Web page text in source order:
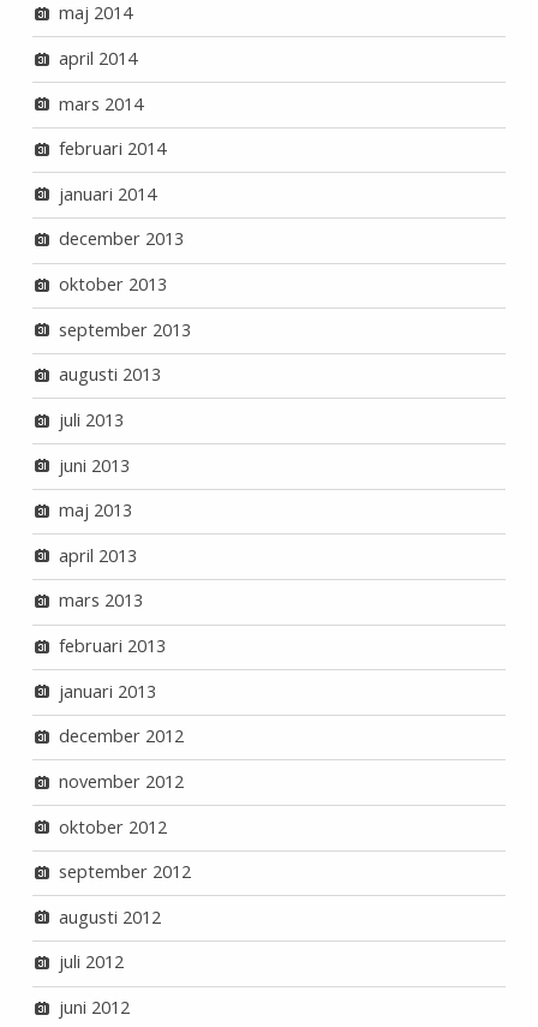
maj 2014
april 2014
mars 2014
februari 2014
januari 2014
december 2013
oktober 2013
september 2013
augusti 2013
juli 2013
juni 2013
maj 2013
april 2013
mars 2013
februari 2013
januari 2013
december 2012
november 2012
oktober 2012
september 2012
augusti 2012
juli 2012
juni 2012